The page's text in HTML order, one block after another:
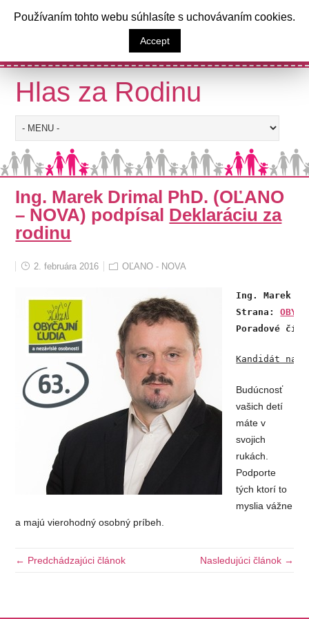
Výzva poslancom Národnej rady
Slovenskej republiky
Hlas za Rodinu
Ing. Marek Drimal PhD. (OĽANO
– NOVA) podpísal Deklaráciu za
rodinu
2. februára 2016 OĽANO - NOVA
Ing. Marek
Strana:
Poradové
Kandidát
Budúcnosť
vašich detí
máte v
svojich
rukách.
Podporte
tých ktorí to
myslia vážne
a majú vierohodný osobný príbeh.
← Predchádzajúci článok Nasledujúci článok →
Používaním tohto webu súhlasíte s uchovávaním cookies.
Accept